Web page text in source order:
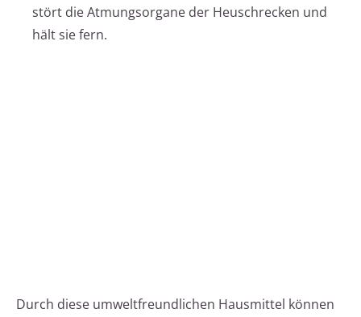
stört die Atmungsorgane der Heuschrecken und
hält sie fern.
Durch diese umweltfreundlichen Hausmittel können